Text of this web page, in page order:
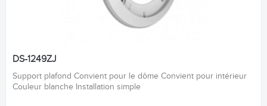
DS-1249ZJ
Support plafond Convient pour le dôme Convient pour intérieur
Couleur blanche Installation simple